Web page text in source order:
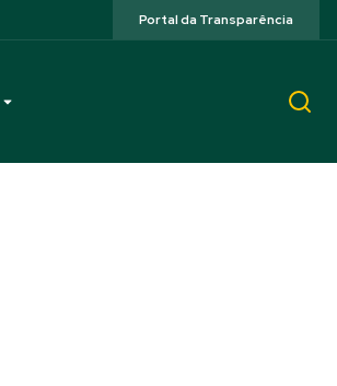
Portal da Transparência